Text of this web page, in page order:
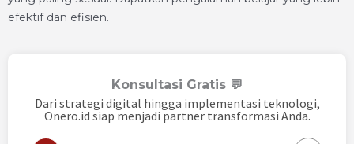
efektif dan efisien.
Konsultasi Gratis 💬
Dari strategi digital hingga implementasi teknologi,
Onero.id siap menjadi partner transformasi Anda.